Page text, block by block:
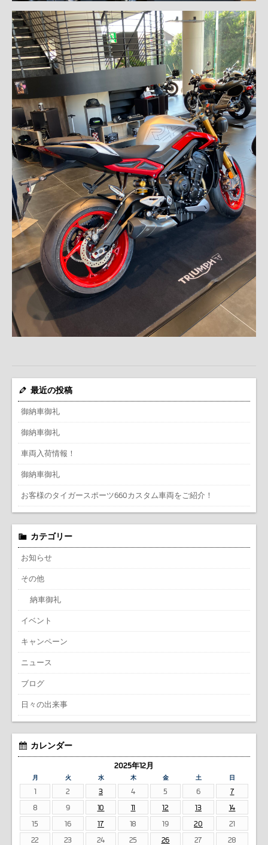
最近の投稿
御納車御礼
御納車御礼
車両入荷情報！
御納車御礼
お客様のタイガースポーツ660カスタム車両をご紹介！
カテゴリー
お知らせ
その他
納車御礼
イベント
キャンペーン
ニュース
ブログ
日々の出来事
カレンダー
2025年12月
月 火 水 木 金 土 日
1 2 3 4 5 6
7
8
9 10 11 12 13
14
15
16 17 18 19 20
21
22
23 24 25 26 27
28